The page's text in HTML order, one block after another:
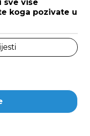
sve više
koga pozivate u